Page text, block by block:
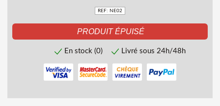
REF: NE02
En stock (0) Livré sous 24h/48h